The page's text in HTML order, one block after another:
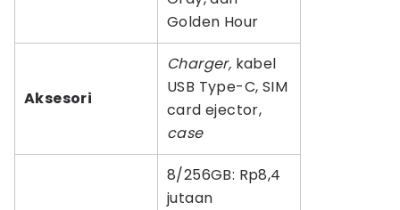
Golden Hour
Aksesori
Charger, kabel
USB Type-C, SIM
card ejector,
case
8/256GB: Rp8,4
jutaan